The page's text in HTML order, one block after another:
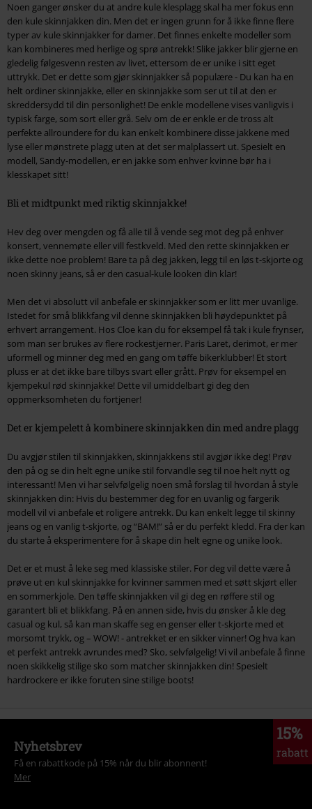
Noen ganger ønsker du at andre kule klesplagg skal ha mer fokus enn
den kule skinnjakken din. Men det er ingen grunn for å ikke finne flere
typer av kule skinnjakker for damer. Det finnes enkelte modeller som
kan kombineres med herlige og sprø antrekk! Slike jakker blir gjerne en
gledelig følgesvenn resten av livet, ettersom de er unike i sitt eget
uttrykk. Det er dette som gjør skinnjakker så populære - Du kan ha en
helt ordiner skinnjakke, eller en skinnjakke som ser ut til at den er
skreddersydd til din personlighet! De enkle modellene vises vanligvis i
typisk farge, som sort eller grå. Selv om de er enkle er de tross alt
perfekte allroundere for du kan enkelt kombinere disse jakkene med
lyse eller mønstrete plagg uten at det ser malplassert ut. Spesielt en
modell, Sandy-modellen, er en jakke som enhver kvinne bør ha i
klesskapet sitt!
Bli et midtpunkt med riktig skinnjakke!
Hev deg over mengden og få alle til å vende seg mot deg på enhver
konsert, vennemøte eller vill festkveld. Med den rette skinnjakken er
ikke dette noe problem! Bare ta på deg jakken, legg til en løs t-skjorte og
noen skinny jeans, så er den casual-kule looken din klar!
Men det vi absolutt vil anbefale er skinnjakker som er litt mer uvanlige.
Istedet for små blikkfang vil denne skinnjakken bli høydepunktet på
erhvert arrangement. Hos Cloe kan du for eksempel få tak i kule frynser,
som man ser brukes av flere rockestjerner. Paris Laret, derimot, er mer
uformell og minner deg med en gang om tøffe bikerklubber! Et stort
pluss er at det ikke bare tilbys svart eller grått. Prøv for eksempel en
kjempekul rød skinnjakke! Dette vil umiddelbart gi deg den
oppmerksomheten du fortjener!
Det er kjempelett å kombinere skinnjakken din med andre plagg
Du avgjør stilen til skinnjakken, skinnjakkens stil avgjør ikke deg! Prøv
den på og se din helt egne unike stil forvandle seg til noe helt nytt og
interessant! Men vi har selvfølgelig noen små forslag til hvordan å style
skinnjakken din: Hvis du bestemmer deg for en uvanlig og fargerik
modell vil vi anbefale et roligere antrekk. Du kan enkelt legge til skinny
jeans og en vanlig t-skjorte, og “BAM!” så er du perfekt kledd. Fra der kan
du starte å eksperimentere for å skape din helt egne og unike look.
Det er et must å leke seg med klassiske stiler. For deg vil dette være å
prøve ut en kul skinnjakke for kvinner sammen med et søtt skjørt eller
en sommerkjole. Den tøffe skinnjakken vil gi deg en røffere stil og
garantert bli et blikkfang. På en annen side, hvis du ønsker å kle deg
casual og kul, så kan man skaffe seg en genser eller t-skjorte med et
morsomt trykk, og – WOW! - antrekket er en sikker vinner! Og hva kan
et perfekt antrekk avrundes med? Sko, selvfølgelig! Vi vil anbefale å finne
noen skikkelig stilige sko som matcher skinnjakken din! Spesielt
hardrockere er ikke foruten sine stilige boots!
15%
rabatt
Nyhetsbrev
Få en rabattkode på 15% når du blir abonnent!
Mer